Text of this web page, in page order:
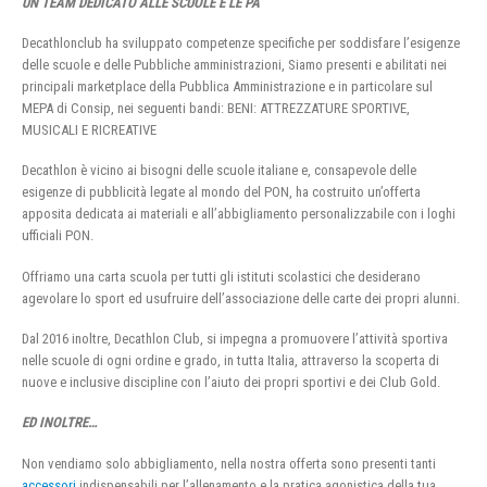
Decathlonclub ha sviluppato competenze specifiche per soddisfare l’esigenze
delle scuole e delle Pubbliche amministrazioni, Siamo presenti e abilitati nei
principali marketplace della Pubblica Amministrazione e in particolare sul
MEPA di Consip, nei seguenti bandi: BENI: ATTREZZATURE SPORTIVE,
MUSICALI E RICREATIVE
Decathlon è vicino ai bisogni delle scuole italiane e, consapevole delle
esigenze di pubblicità legate al mondo del PON, ha costruito un’offerta
apposita dedicata ai materiali e all’abbigliamento personalizzabile con i loghi
ufficiali PON.
Offriamo una carta scuola per tutti gli istituti scolastici che desiderano
agevolare lo sport ed usufruire dell’associazione delle carte dei propri alunni.
Dal 2016 inoltre, Decathlon Club, si impegna a promuovere l’attività sportiva
nelle scuole di ogni ordine e grado, in tutta Italia, attraverso la scoperta di
nuove e inclusive discipline con l’aiuto dei propri sportivi e dei Club Gold.
ED INOLTRE…
Non vendiamo solo abbigliamento, nella nostra offerta sono presenti tanti